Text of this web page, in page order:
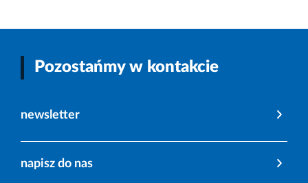
Pozostańmy w kontakcie
newsletter
napisz do nas